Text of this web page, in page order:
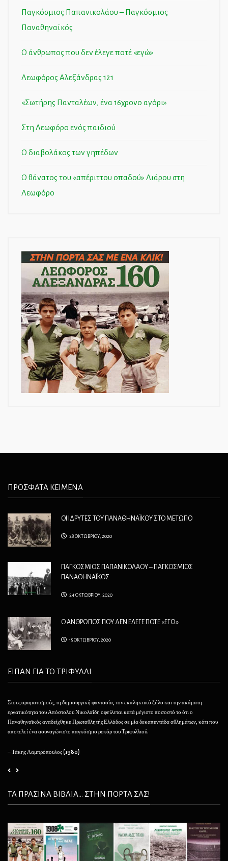
Παγκόσμιος Παπανικολάου – Παγκόσμιος
Παναθηναϊκός
Ο άνθρωπος που δεν έλεγε ποτέ «εγώ»
Λεωφόρος Αλεξάνδρας 121
«Σωτήρης Πανταλέων, ένα 16χρονο αγόρι»
Στη Λεωφόρο ενός παιδιού
Ο διαβολάκος των γηπέδων
Ο θάνατος του «απέριττου οπαδού» Λιάρου στη
Λεωφόρο
ΠΡΟΣΦΑΤΑ ΚΕΙΜΕΝΑ
ΟΙ ΙΔΡΥΤΕΣ ΤΟΥ ΠΑΝΑΘΗΝΑΪΚΟΥ ΣΤΟ ΜΕΤΩΠΟ
28 ΟΚΤΩΒΡΙΟΥ, 2020
ΠΑΓΚΟΣΜΙΟΣ ΠΑΠΑΝΙΚΟΛΑΟΥ – ΠΑΓΚΟΣΜΙΟΣ
ΠΑΝΑΘΗΝΑΪΚΟΣ
24 ΟΚΤΩΒΡΙΟΥ, 2020
Ο ΑΝΘΡΩΠΟΣ ΠΟΥ ΔΕΝ ΕΛΕΓΕ ΠΟΤΕ «ΕΓΩ»
15 ΟΚΤΩΒΡΙΟΥ, 2020
ΕΙΠΑΝ ΓΙΑ ΤΟ ΤΡΙΦΥΛΛΙ
Στους οραματισμούς, τη δημιουργική φαντασία, τον εκπληκτικό ζήλο και την ακάματη
εργατικότητα του Απόστολου Νικολαΐδη οφείλεται κατά μέγιστο ποσοστό το ότι ο
Παναθηναϊκός αναδείχθηκε Πρωταθλητής Ελλάδος σε μία δεκαπεντάδα αθλημάτων, κάτι που
αποτελεί ένα ασυναγώνιστο παγκόσμιο ρεκόρ του Τριφυλλιού.
– Τάκης Λαμπρόπουλος (1980)
ΤΑ ΠΡΑΣΙΝΑ ΒΙΒΛΙΑ... ΣΤΗΝ ΠΟΡΤΑ ΣΑΣ!